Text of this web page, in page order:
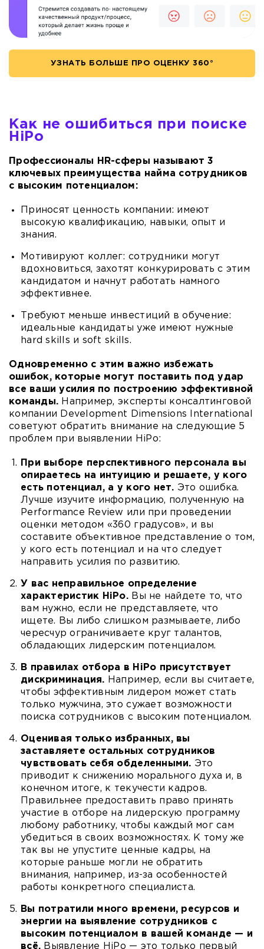
УЗНАТЬ БОЛЬШЕ ПРО ОЦЕНКУ 360°
Как не ошибиться при поиске
HiPо
Профессионалы HR-сферы называют 3
ключевых преимущества найма сотрудников
с высоким потенциалом:
Приносят ценность компании: имеют
высокую квалификацию, навыки, опыт и
знания.
Мотивируют коллег: сотрудники могут
вдохновиться, захотят конкурировать с этим
кандидатом и начнут работать намного
эффективнее.
Требуют меньше инвестиций в обучение:
идеальные кандидаты уже имеют нужные
hard skills и soft skills.
Одновременно с этим важно избежать
ошибок, которые могут поставить под удар
все ваши усилия по построению эффективной
команды. Например, эксперты консалтинговой
компании Development Dimensions International
советуют обратить внимание на следующие 5
проблем при выявлении
HiPo:
При выборе перспективного персонала вы
опираетесь на интуицию и решаете, у кого
есть потенциал, а у кого нет. Это ошибка.
Лучше изучите информацию, полученную на
Performance Review или при проведении
оценки методом «360 градусов», и вы
составите объективное представление о том,
у кого есть потенциал и на что следует
направить усилия по развитию.
У вас неправильное определение
характеристик HiPo. Вы не найдете то, что
вам нужно, если не представляете, что
ищете. Вы либо слишком размываете, либо
чересчур ограничиваете круг талантов,
обладающих лидерским потенциалом.
В правилах отбора в HiPo присутствует
дискриминация. Например, если вы считаете,
чтобы эффективным лидером может стать
только мужчина, это сужает возможности
поиска сотрудников с высоким потенциалом.
Оценивая только избранных, вы
заставляете остальных сотрудников
чувствовать себя обделенными. Это
приводит к снижению морального духа и, в
конечном итоге, к текучести кадров.
Правильнее предоставить право принять
участие в отборе на лидерскую программу
любому работнику, чтобы каждый мог сам
убедиться в своих возможностях. К тому же
так вы не упустите ценные кадры, на
которые раньше могли не обратить
внимания, например, из-за особенностей
работы конкретного специалиста.
Вы потратили много времени, ресурсов и
энергии на выявление сотрудников с
высоким потенциалом в вашей команде — и
всё. Выявление HiPo — это только первый